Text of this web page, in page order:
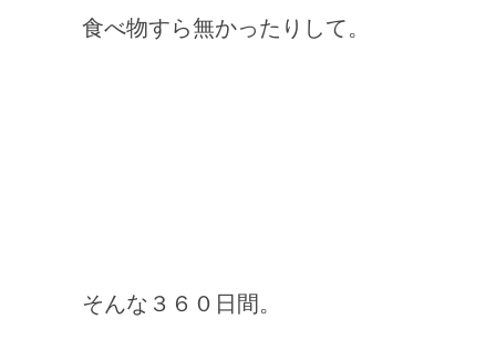
食べ物すら無かったりして。
そんな３６０日間。